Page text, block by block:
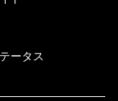
ータス